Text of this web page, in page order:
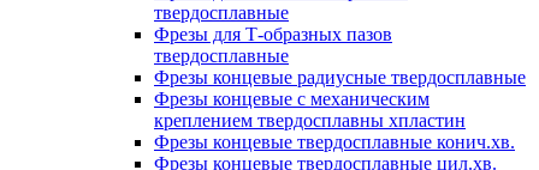
твердосплавные
Фрезы для Т-образных пазов
твердосплавные
Фрезы концевые радиусные твердосплавные
Фрезы концевые с механическим
креплением твердосплавны хпластин
Фрезы концевые твердосплавные конич.хв.
Фрезы концевые твердосплавные цил.хв.